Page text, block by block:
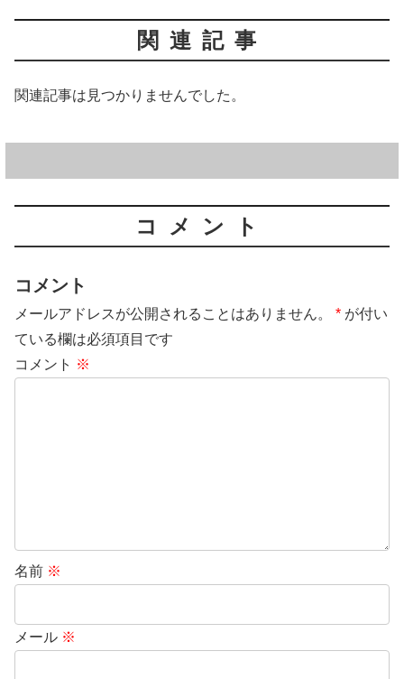
関連記事
関連記事は見つかりませんでした。
コメント
コメント
メールアドレスが公開されることはありません。 * が付い
ている欄は必須項目です
コメント ※
名前 ※
メール ※